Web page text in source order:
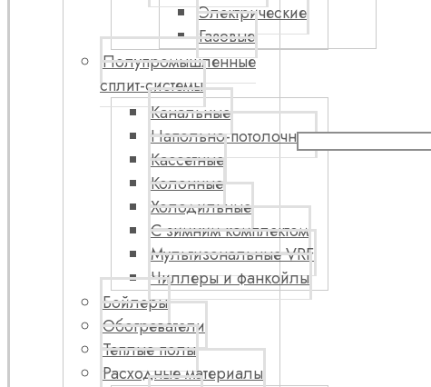
Электрические
Газовые
Полупромышленные
сплит-системы
Канальные
Напольно-потолочные
Кассетные
Колонные
Холодильные
С зимним комплектом
Мультизональные VRF
Чиллеры и фанкойлы
Бойлеры
Обогреватели
Теплые полы
Расходные материалы